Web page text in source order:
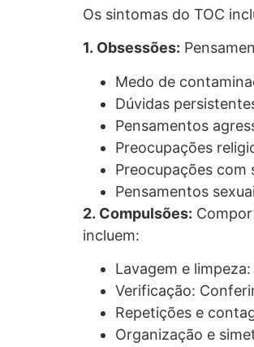
Os sintomas do TOC
1. Obsessões:
Medo de
Dúvidas
Pensamentos
Preocupações
Preocupações
Pensamentos
2. Compulsões:
incluem:
Lavagem e
Verificação:
Repetições e
Organização e